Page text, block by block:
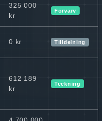
325 000
kr
Förvärv
0 kr Tilldelning
612 189
kr
Teckning